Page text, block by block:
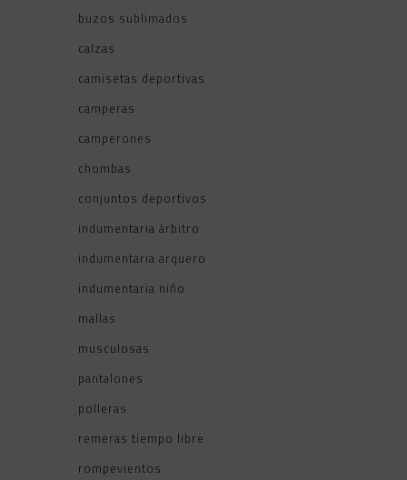
buzos sublimados
calzas
camisetas deportivas
camperas
camperones
chombas
conjuntos deportivos
indumentaria árbitro
indumentaria arquero
indumentaria niño
mallas
musculosas
pantalones
polleras
remeras tiempo libre
rompevientos